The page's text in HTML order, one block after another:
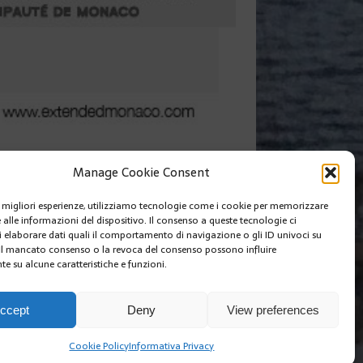
Manage Cookie Consent
migliori esperienze, utilizziamo tecnologie come i cookie per memorizzare
alle informazioni del dispositivo. Il consenso a queste tecnologie ci
elaborare dati quali il comportamento di navigazione o gli ID univoci su
mancato consenso o la revoca del consenso possono influire
su alcune caratteristiche e funzioni.
Deny View preferences
Cookie PolicyInformativa Privacy
SIAMO COOKIE POLICY (EU)